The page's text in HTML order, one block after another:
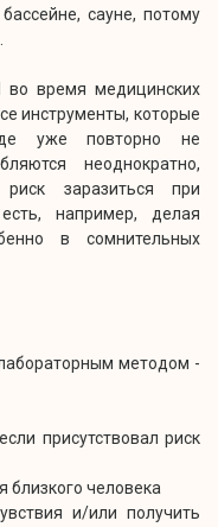
сауне, потому
время медицинских
инструменты, которые
уже повторно не
неоднократно,
заразиться при
например, делая
в сомнительных
методом -
присутствовал риск
близкого человека
и/или получить